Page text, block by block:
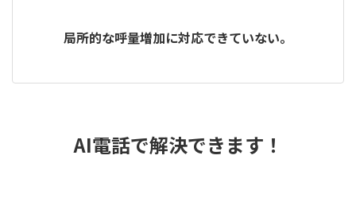
局所的な呼量増加に対応できていない。
AI電話で解決できます！